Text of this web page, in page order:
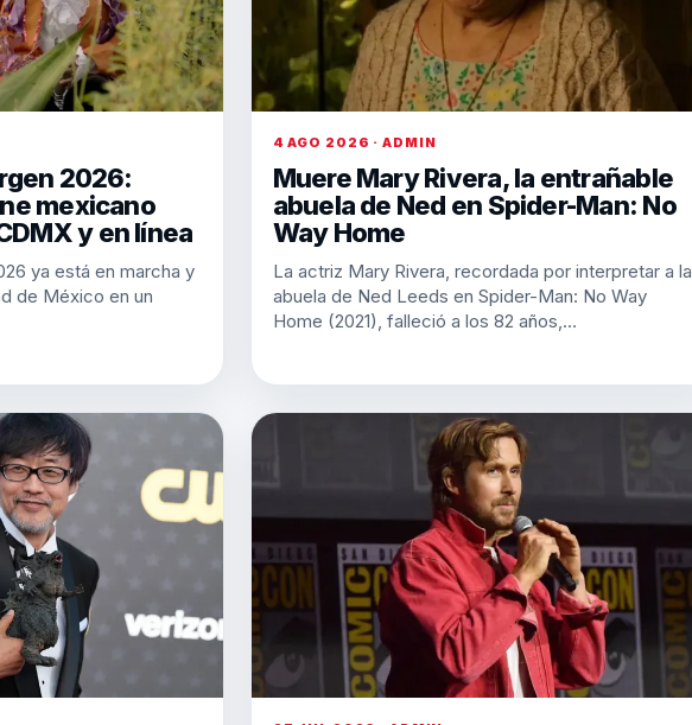
2026:
mexicano
y en línea
ya está en marcha y
de México en un
4 AGO 2026 · ADMIN
Muere Mary Rivera, la entrañable
abuela de Ned en Spider-Man: No
Way Home
La actriz Mary Rivera, recordada por interpretar a la
abuela de Ned Leeds en Spider-Man: No Way
Home (2021), falleció a los 82 años,…